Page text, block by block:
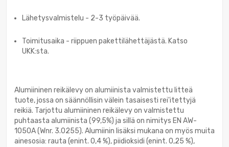
Lähetysvalmistelu - 2-3 työpäivää.
Toimitusaika - riippuen pakettilähettäjästä. Katso
UKK:sta.
Alumiininen reikälevy on alumiinista valmistettu litteä
tuote, jossa on säännöllisin välein tasaisesti rei'itettyjä
reikiä. Tarjottu alumiininen reikälevy on valmistettu
puhtaasta alumiinista (99,5%) ja sillä on nimitys EN AW-
1050A (Wnr. 3.0255). Alumiinin lisäksi mukana on myös muita
ainesosia: rauta (enint. 0,4 %), piidioksidi (enint. 0,25 %),